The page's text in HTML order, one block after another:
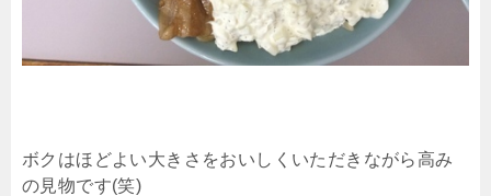
ボクはほどよい大きさをおいしくいただきながら高み
の見物です(笑)